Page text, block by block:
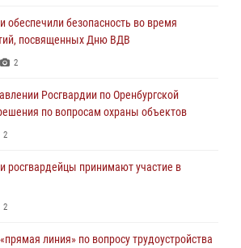
к новому учебному году
объектам
обеспечили безопасность во время
посвященных Дню ВДВ
2
Росгвардии по Оренбургской
по вопросам охраны объектов
2
росгвардейцы принимают участие в
2
линия» по вопросу трудоустройства